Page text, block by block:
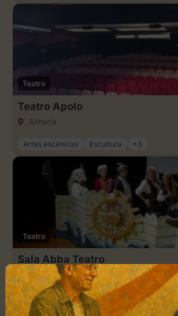
Teatro
Teatro Apolo
Almería
Artes escénicas Escultura +3
Teatro
Sala Abba Teatro
Almería
Arte minimalista Artes escénicas +3